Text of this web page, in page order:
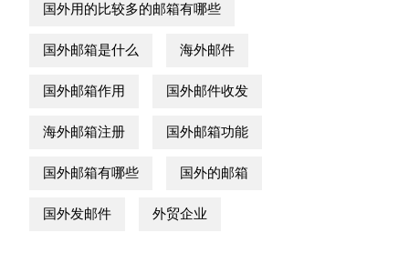
国外用的比较多的邮箱有哪些
国外邮箱是什么 海外邮件
国外邮箱作用 国外邮件收发
海外邮箱注册 国外邮箱功能
国外邮箱有哪些 国外的邮箱
国外发邮件 外贸企业